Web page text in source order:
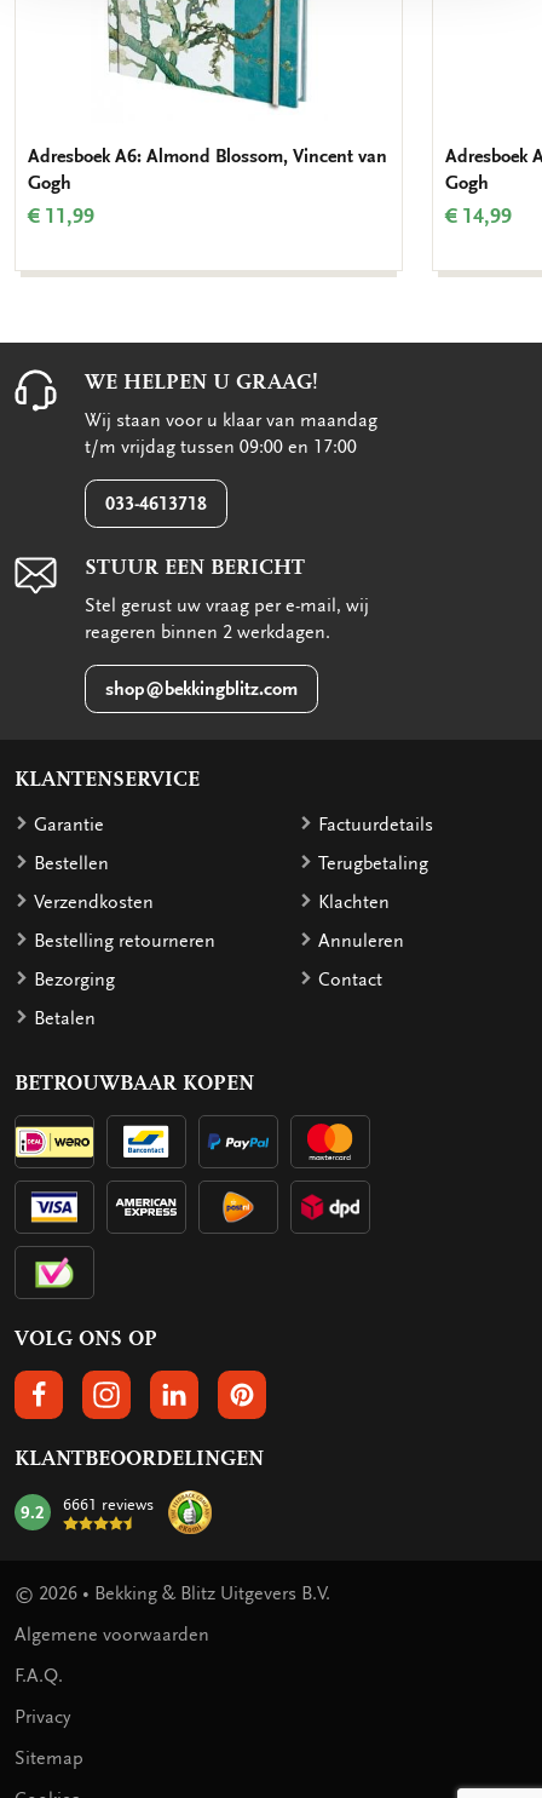
Adresboek A6: Almond Blossom, Vincent van
Gogh
€ 11,99
Adresboek
Gogh
€ 14,99
WE HELPEN U GRAAG!
Wij staan voor u klaar van maandag
t/m vrijdag tussen 09:00 en 17:00
033-4613718
STUUR EEN BERICHT
Stel gerust uw vraag per e-mail, wij
reageren binnen 2 werkdagen.
shop@bekkingblitz.com
KLANTENSERVICE
Garantie
Bestellen
Verzendkosten
Bestelling retourneren
Bezorging
Betalen
Factuurdetails
Terugbetaling
Klachten
Annuleren
Contact
BETROUWBAAR KOPEN
VOLG ONS OP
VOLGS ONS OP FACEBOOK
VOLG ONS OP INSTAGRAM
VOLG ONS OP LINKEDIN
VOLG ONS OP PINTEREST
KLANTBEOORDELINGEN
mark:
9.2 6661 reviews
© 2026 • Bekking & Blitz Uitgevers B.V.
Algemene voorwaarden
F.A.Q.
Privacy
Sitemap